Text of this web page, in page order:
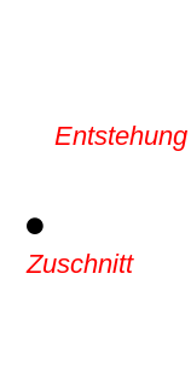
Zuschnitt